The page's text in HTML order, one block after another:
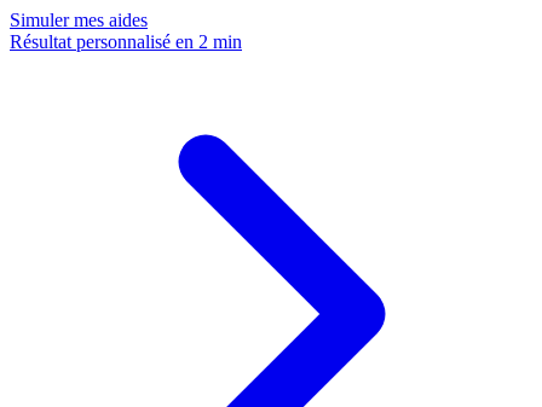
Simuler mes aides
Résultat personnalisé en 2 min